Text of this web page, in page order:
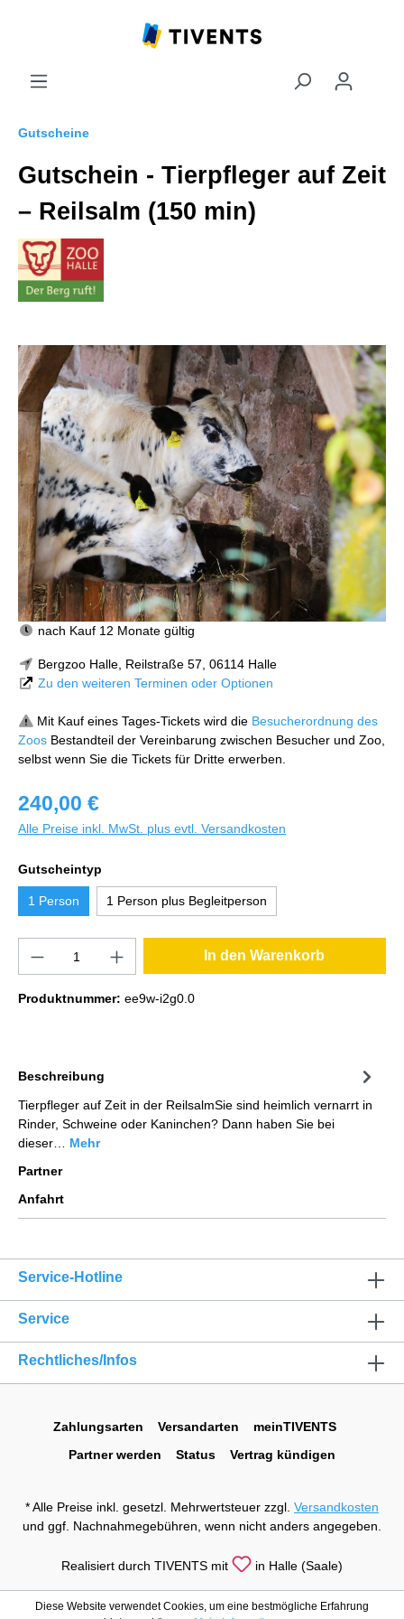
Gutscheine
Gutschein - Tierpfleger auf Zeit
– Reilsalm (150 min)
nach Kauf 12 Monate gültig
Bergzoo Halle, Reilstraße 57, 06114 Halle
Zu den weiteren Terminen oder Optionen
Mit Kauf eines Tages-Tickets wird die Besucherordnung des
Zoos Bestandteil der Vereinbarung zwischen Besucher und Zoo,
selbst wenn Sie die Tickets für Dritte erwerben.
240,00 €
Alle Preise inkl. MwSt. plus evtl. Versandkosten
Gutscheintyp
1 Person 1 Person plus Begleitperson
In den Warenkorb
Produktnummer: ee9w-i2g0.0
Beschreibung
Tierpfleger auf Zeit in der ReilsalmSie sind heimlich vernarrt in
Rinder, Schweine oder Kaninchen? Dann haben Sie bei
dieser… Mehr
Partner
Anfahrt
Service-Hotline
Service
Rechtliches/Infos
Zahlungsarten Versandarten
meinTIVENTS
Partner werden
Status Vertrag kündigen
* Alle Preise inkl. gesetzl. Mehrwertsteuer zzgl. Versandkosten
und ggf. Nachnahmegebühren, wenn nicht anders angegeben.
Realisiert durch TIVENTS mit in Halle (Saale)
Diese Website verwendet Cookies, um eine bestmögliche Erfahrung